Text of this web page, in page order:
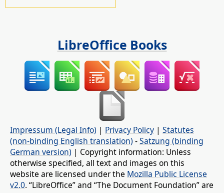
LibreOffice Books
Impressum (Legal Info) | Privacy Policy | Statutes
(non-binding English translation) -Satzung (binding
German version) | Copyright information: Unless
otherwise specified, all text and images on this
website are licensed under the Mozilla Public License
v2.0. “LibreOffice” and “The Document Foundation” are